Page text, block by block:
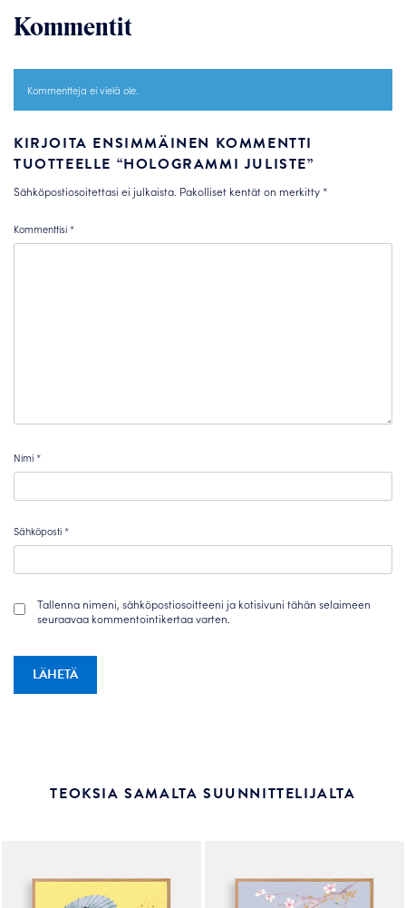
Kommentit
Kommentteja ei vielä ole.
KIRJOITA ENSIMMÄINEN KOMMENTTI
TUOTTEELLE “HOLOGRAMMI JULISTE”
Sähköpostiosoitettasi ei julkaista. Pakolliset kentät on merkitty*
Kommenttisi*
Nimi*
Sähköposti*
Tallenna nimeni, sähköpostiosoitteeni ja kotisivuni tähän selaimeen
seuraavaa kommentointikertaa varten.
TEOKSIA SAMALTA SUUNNITTELIJALTA